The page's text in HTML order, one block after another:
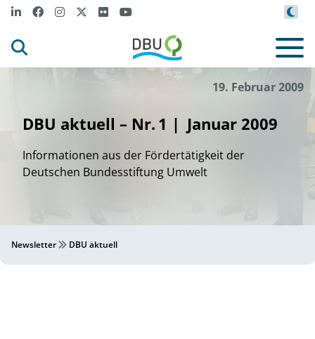
19. Februar 2009
DBU aktuell – Nr. 1 | Januar 2009
Informationen aus der Fördertätigkeit der
Deutschen Bundesstiftung Umwelt
Newsletter DBU aktuell